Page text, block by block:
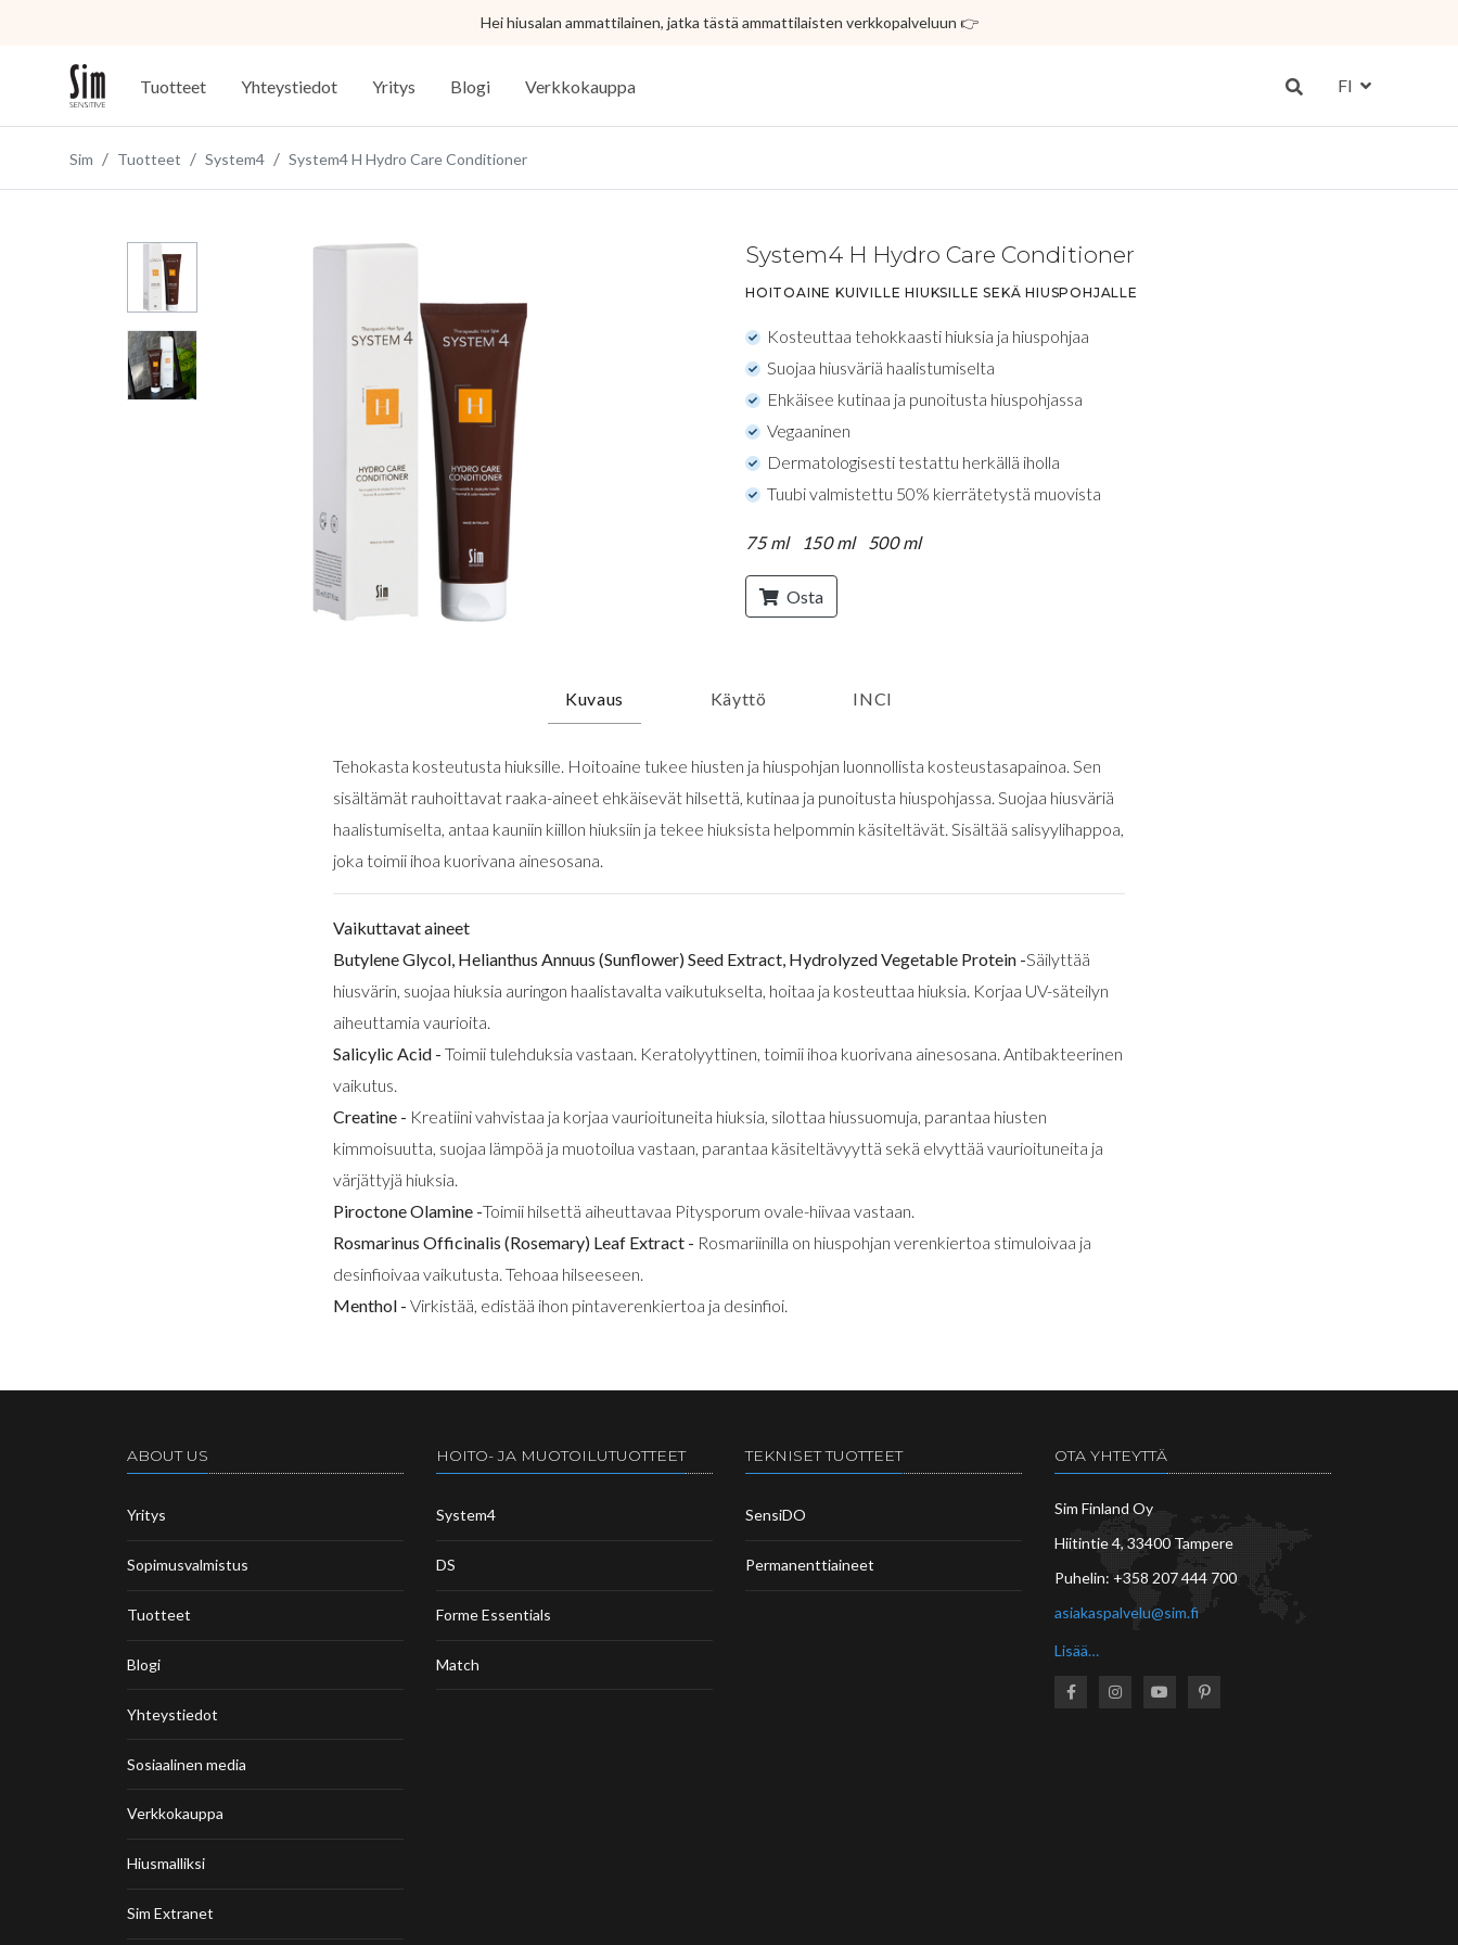
Hei hiusalan ammattilainen, jatka tästä ammattilaisten verkkopalveluun 👉
Tuotteet Yhteystiedot Yritys Blogi Verkkokauppa FI
Sim Tuotteet System4 System4 H Hydro Care Conditioner
System4 H Hydro Care Conditioner
HOITOAINE KUIVILLE HIUKSILLE SEKÄ HIUSPOHJALLE
Kosteuttaa tehokkaasti hiuksia ja hiuspohjaa
Suojaa hiusväriä haalistumiselta
Ehkäisee kutinaa ja punoitusta hiuspohjassa
Vegaaninen
Dermatologisesti testattu herkällä iholla
Tuubi valmistettu 50% kierrätetystä muovista
75 ml 150 ml 500 ml
Osta
Kuvaus Käyttö INCI
Tehokasta kosteutusta hiuksille. Hoitoaine tukee hiusten ja hiuspohjan luonnollista kosteustasapainoa. Sen
sisältämät rauhoittavat raaka-aineet ehkäisevät hilsettä, kutinaa ja punoitusta hiuspohjassa. Suojaa hiusväriä
haalistumiselta, antaa kauniin kiillon hiuksiin ja tekee hiuksista helpommin käsiteltävät. Sisältää salisyylihappoa,
joka toimii ihoa kuorivana ainesosana.
Vaikuttavat aineet
Butylene Glycol, Helianthus Annuus (Sunflower) Seed Extract, Hydrolyzed Vegetable Protein -Säilyttää
hiusvärin, suojaa hiuksia auringon haalistavalta vaikutukselta, hoitaa ja kosteuttaa hiuksia. Korjaa UV-säteilyn
aiheuttamia vaurioita.
Salicylic Acid - Toimii tulehduksia vastaan. Keratolyyttinen, toimii ihoa kuorivana ainesosana. Antibakteerinen
vaikutus.
Creatine - Kreatiini vahvistaa ja korjaa vaurioituneita hiuksia, silottaa hiussuomuja, parantaa hiusten
kimmoisuutta, suojaa lämpöä ja muotoilua vastaan, parantaa käsiteltävyyttä sekä elvyttää vaurioituneita ja
värjättyjä hiuksia.
Piroctone Olamine -Toimii hilsettä aiheuttavaa Pitysporum ovale-hiivaa vastaan.
Rosmarinus Officinalis (Rosemary) Leaf Extract - Rosmariinilla on hiuspohjan verenkiertoa stimuloivaa ja
desinfioivaa vaikutusta. Tehoaa hilseeseen.
Menthol - Virkistää, edistää ihon pintaverenkiertoa ja desinfioi.
ABOUT US
Yritys
Sopimusvalmistus
Tuotteet
Blogi
Yhteystiedot
Sosiaalinen media
Verkkokauppa
Hiusmalliksi
Sim Extranet
HOITO- JA MUOTOILUTUOTTEET
System4
DS
Forme Essentials
Match
TEKNISET TUOTTEET
SensiDO
Permanenttiaineet
OTA YHTEYTTÄ
Sim Finland Oy
Hiitintie 4, 33400 Tampere
Puhelin: +358 207 444 700
asiakaspalvelu@sim.fi
Lisää…